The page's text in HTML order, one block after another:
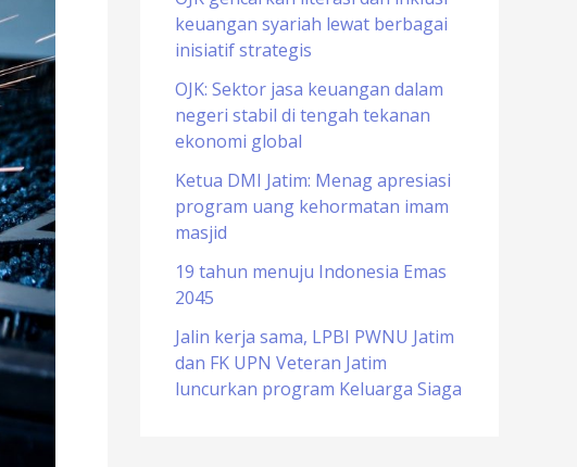
o
r
:
keuangan syariah lewat berbagai
inisiatif strategis
OJK: Sektor jasa keuangan dalam
negeri stabil di tengah tekanan
ekonomi global
Ketua DMI Jatim: Menag apresiasi
program uang kehormatan imam
masjid
19 tahun menuju Indonesia Emas
2045
Jalin kerja sama, LPBI PWNU Jatim
dan FK UPN Veteran Jatim
luncurkan program Keluarga Siaga